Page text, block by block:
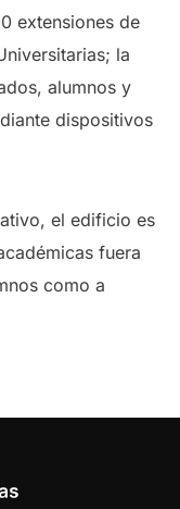
extensiones de
la
alumnos y
dispositivos
el edificio es
fuera
como a